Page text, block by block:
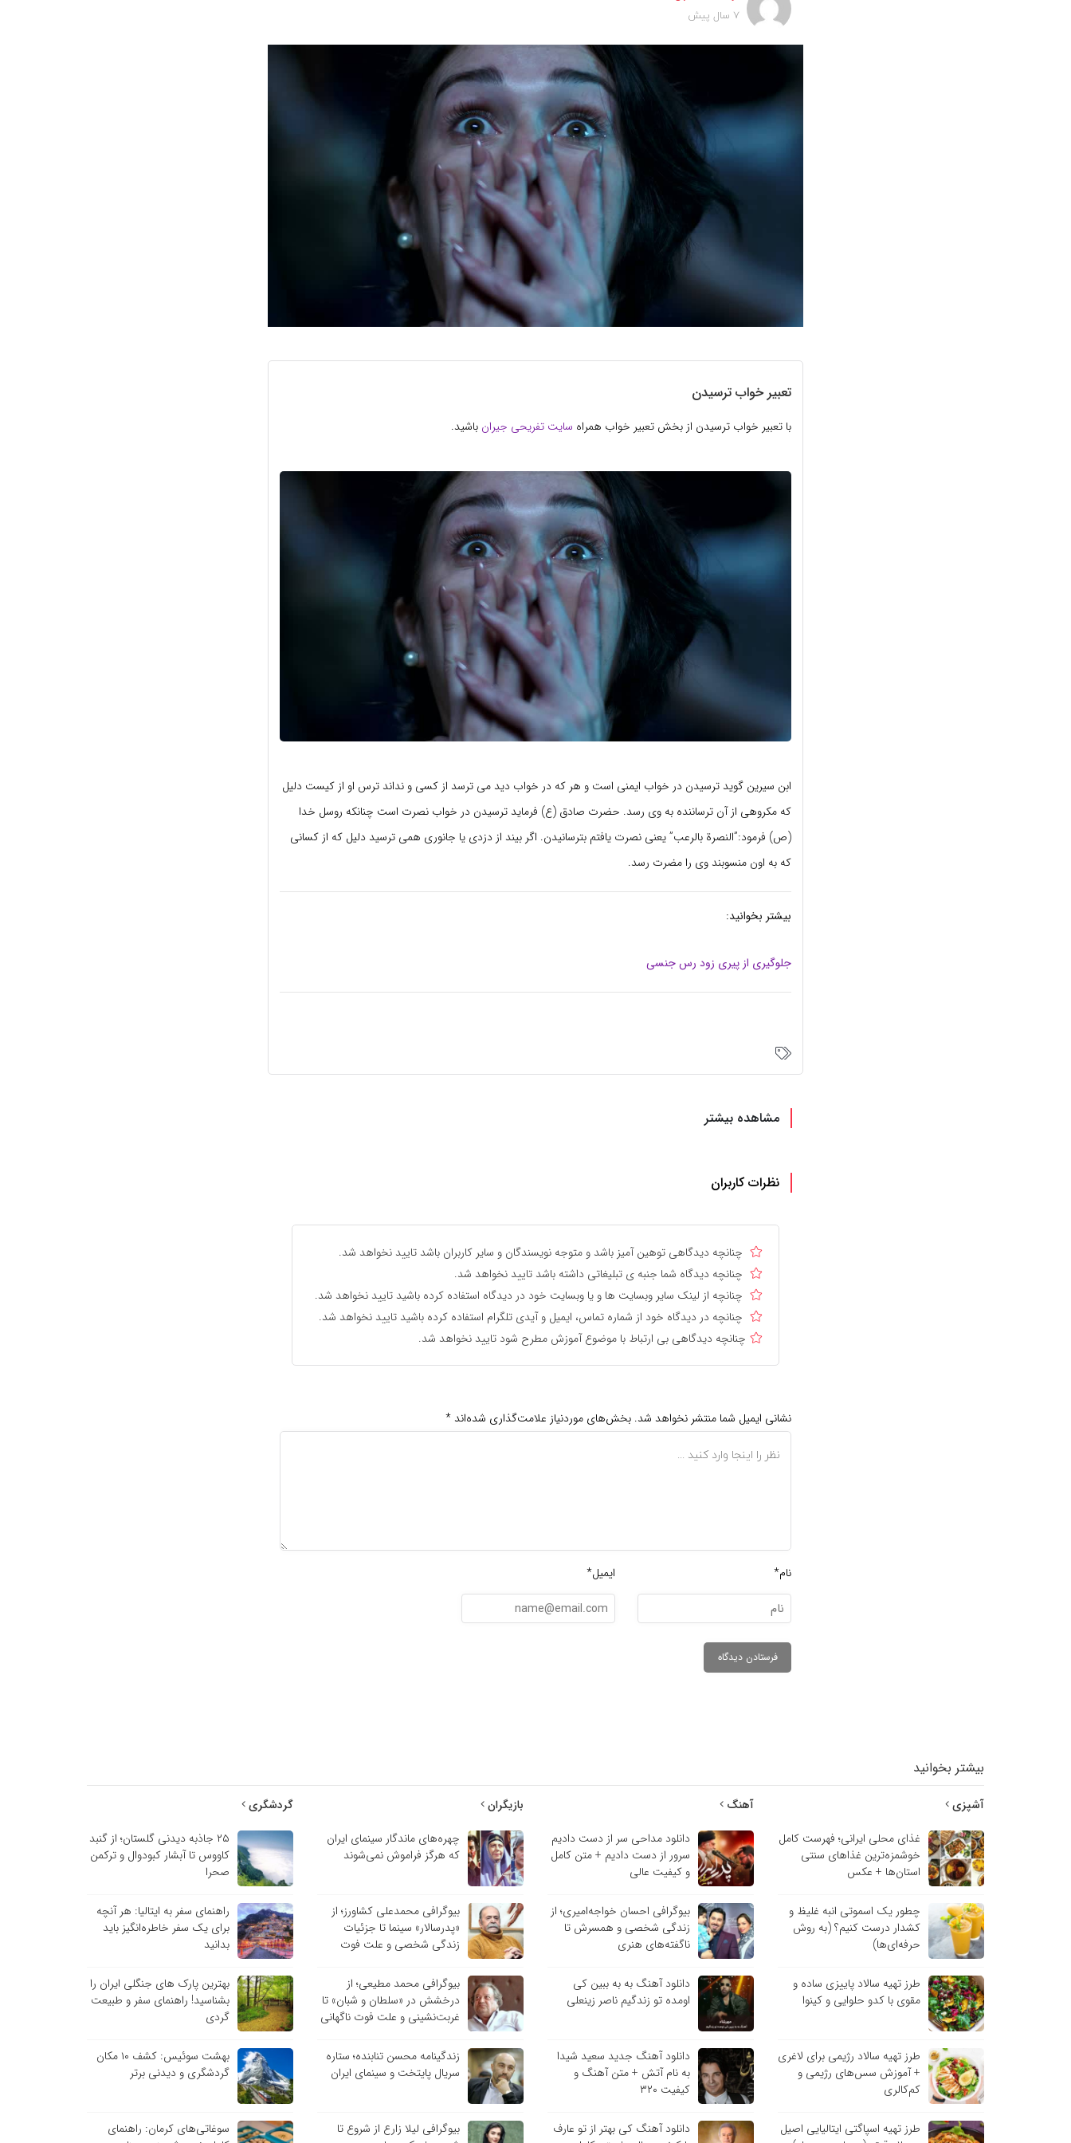
7 سال پیش
تعبیر خواب ترسیدن
با تعبیر خواب ترسیدن از بخش تعبیر خواب همراه سایت تفریحی جیران باشید.
ابن سیرین گوید ترسیدن در خواب ایمنی است و هر که در خواب دید می ترسد از کسی و نداند ترس او از کیست دلیل
که مکروهی از آن ترساننده به وی رسد. حضرت صادق (ع) فرماید ترسیدن در خواب نصرت است چنانکه روسل خدا
(ص) فرمود:”النصرة بالرعب” یعنی نصرت یافتم بترسانیدن. اگر بیند از دزدی یا جانوری همی ترسید دلیل که از کسانی
که به اون منسوبند وی را مضرت رسد.
بیشتر بخوانید:
جلوگیری از پیری زود رس جنسی
مشاهده بیشتر
نظرات کاربران
چنانچه دیدگاهی توهین آمیز باشد و متوجه نویسندگان و سایر کاربران باشد تایید نخواهد شد.
چنانچه دیدگاه شما جنبه ی تبلیغاتی داشته باشد تایید نخواهد شد.
چنانچه از لینک سایر وبسایت ها و یا وبسایت خود در دیدگاه استفاده کرده باشید تایید نخواهد شد.
چنانچه در دیدگاه خود از شماره تماس، ایمیل و آیدی تلگرام استفاده کرده باشید تایید نخواهد شد.
چنانچه دیدگاهی بی ارتباط با موضوع آموزش مطرح شود تایید نخواهد شد.
نشانی ایمیل شما منتشر نخواهد شد. بخش‌های موردنیاز علامت‌گذاری شده‌اند *
نام* ایمیل*
بیشتر بخوانید
آشپزی
غذای محلی ایرانی؛ فهرست کامل
خوشمزه‌ترین غذاهای سنتی
استان‌ها + عکس
چطور یک اسموتی انبه غلیظ و
کشدار درست کنیم؟ (به روش
حرفه‌ای‌ها)
طرز تهیه سالاد پاییزی ساده و
مقوی با کدو حلوایی و کینوا
طرز تهیه سالاد رژیمی برای لاغری
+ آموزش سس‌های رژیمی و
کم‌کالری
طرز تهیه اسپاگتی ایتالیایی اصیل
آهنگ
دانلود مداحی سر از دست دادیم
سرور از دست دادیم + متن کامل
و کیفیت عالی
بیوگرافی احسان خواجه‌امیری؛ از
زندگی شخصی و همسرش تا
ناگفته‌های هنری
دانلود آهنگ به به ببین کی
اومده تو زندگیم ناصر زینعلی
دانلود آهنگ جدید سعید شیدا
به نام آتش + متن آهنگ و
کیفیت ۳۲۰
دانلود آهنگ کی بهتر از تو عارف
بازیگران
چهره‌های ماندگار سینمای ایران
که هرگز فراموش نمی‌شوند
بیوگرافی محمدعلی کشاورز؛ از
«پدرسالار» سینما تا جزئیات
زندگی شخصی و علت فوت
بیوگرافی محمد مطیعی؛ از
درخشش در «سلطان و شبان» تا
غربت‌نشینی و علت فوت ناگهانی
زندگینامه محسن تنابنده؛ ستاره
سریال پایتخت و سینمای ایران
بیوگرافی لیلا زارع از شروع تا
گردشگری
۲۵ جاذبه دیدنی گلستان؛ از گنبد
کاووس تا آبشار کبودوال و ترکمن
صحرا
راهنمای سفر به ایتالیا: هر آنچه
برای یک سفر خاطره‌انگیز باید
بدانید
بهترین پارک های جنگلی ایران را
بشناسید! راهنمای سفر و طبیعت
گردی
بهشت سوئیس: کشف ۱۰ مکان
گردشگری و دیدنی برتر
سوغاتی‌های کرمان: راهنمای